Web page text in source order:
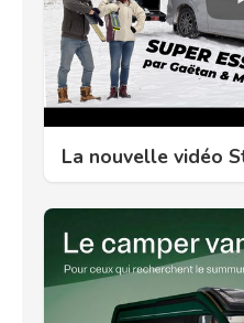
La nouvelle vidéo